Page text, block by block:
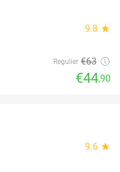
9.8 star
Regulier €63
€44,90
9.6 star